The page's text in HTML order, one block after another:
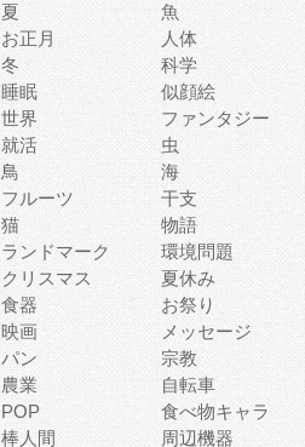
夏
魚
お正月
人体
冬
科学
睡眠
似顔絵
世界
ファンタジー
就活
虫
鳥
海
フルーツ
干支
猫
物語
ランドマーク
環境問題
クリスマス
夏休み
食器
お祭り
映画
メッセージ
パン
宗教
農業
自転車
POP
食べ物キャラ
棒人間
周辺機器